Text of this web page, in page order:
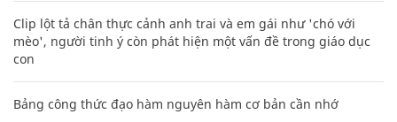
Clip lột tả chân thực cảnh anh trai và em gái như 'chó với
mèo', người tinh ý còn phát hiện một vấn đề trong giáo dục
con
Bảng công thức đạo hàm nguyên hàm cơ bản cần nhớ